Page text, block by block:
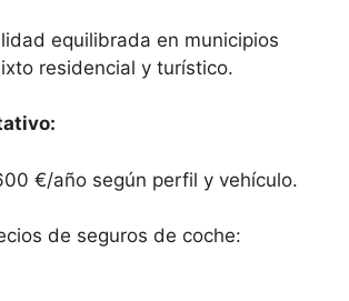
equilibrada en municipios
residencial y turístico.
€/año según perfil y vehículo.
de seguros de coche: